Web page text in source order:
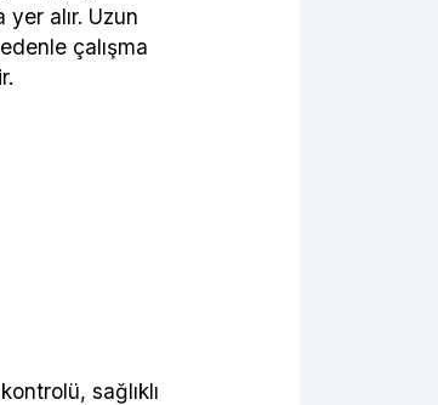
alır. Uzun
çalışma
sağlıklı